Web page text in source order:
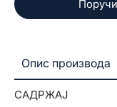
МОЛИТВА СВ.
МОЛИТВА ПРЕ
МОЛИТВА ПО
МОЛИТВА ЗА
МОЛИТВА ЗА
МОЛИТВА ЗА
Опис производа
САДРЖАЈ